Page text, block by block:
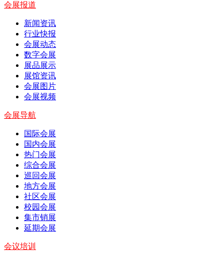
会展报道
新闻资讯
行业快报
会展动态
数字会展
展品展示
展馆资讯
会展图片
会展视频
会展导航
国际会展
国内会展
热门会展
综合会展
巡回会展
地方会展
社区会展
校园会展
集市销展
延期会展
会议培训